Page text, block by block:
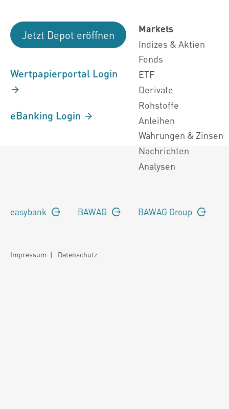
Jetzt Depot eröffnen
Wertpapierportal Login
eBanking Login
Markets
Indizes & Aktien
Fonds
ETF
Derivate
Rohstoffe
Anleihen
Währungen & Zinsen
Nachrichten
Analysen
easybank BAWAG BAWAG Group
Impressum | Datenschutz